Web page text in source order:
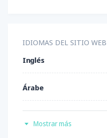
USD/TRY XPR/USD
ASF (Labuán), LL15870
IDIOMAS DEL SITIO WEB
Inglés
Árabe
Mostrar más